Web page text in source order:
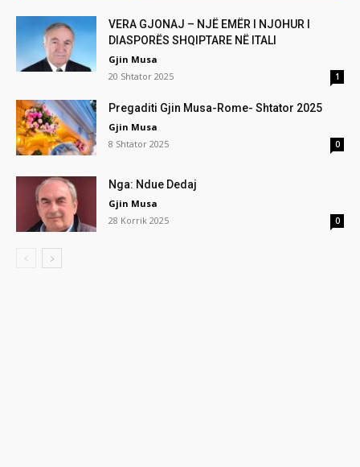
VERA GJONAJ – NJË EMËR I NJOHUR I
DIASPORËS SHQIPTARE NË ITALI
Gjin Musa
20 Shtator 2025
1
Pregaditi Gjin Musa-Rome- Shtator 2025
Gjin Musa
8 Shtator 2025
0
Nga: Ndue Dedaj
Gjin Musa
28 Korrik 2025
0